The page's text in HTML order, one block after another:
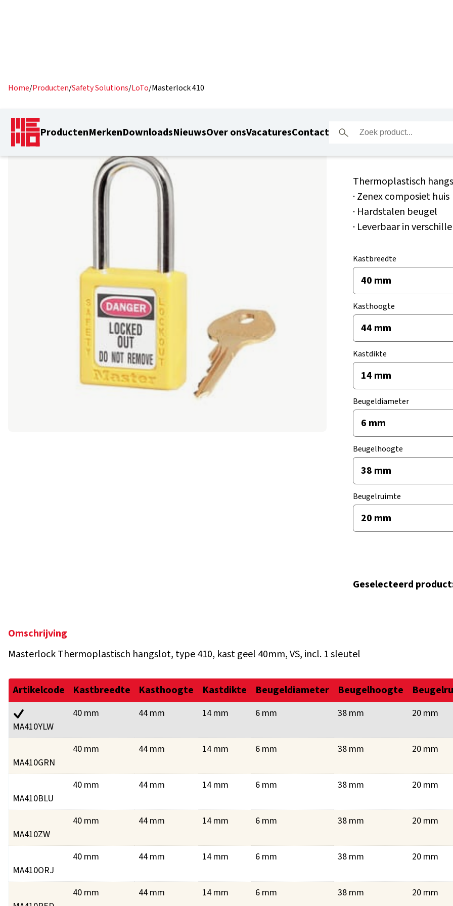
ProductenMerkenDownloadsNieuwsOver onsVacaturesContact
Home/Producten/Safety Solutions/LoTo/Masterlock 410
Thermoplastisch
· Zenex composiet huis
· Hardstalen beugel
· Leverbaar in
Kastbreedte
Kasthoogte
Kastdikte
Beugeldiameter
Beugelhoogte
Beugelruimte
Geselecteerd
Omschrijving
Masterlock Thermoplastisch hangslot, type 410, kast geel 40mm, VS, incl. 1 sleutel
Artikelcode Kastbreedte Kasthoogte Kastdikte Beugeldiameter Beugelhoogte
MA410YLW
40 mm 44 mm 14 mm 6 mm 38 mm 20 mm
MA410GRN
40 mm 44 mm 14 mm 6 mm 38 mm 20 mm
MA410BLU
40 mm 44 mm 14 mm 6 mm 38 mm 20 mm
MA410ZW
40 mm 44 mm 14 mm 6 mm 38 mm 20 mm
MA410ORJ
40 mm 44 mm 14 mm 6 mm 38 mm 20 mm
40 mm 44 mm 14 mm 6 mm 38 mm 20 mm